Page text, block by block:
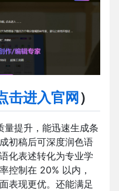
击进入官网 ）
量提升，能迅速生成条
初稿后可深度润色语
化表述转化为专业学
控制在 20% 以内，
表现更优。还能满足